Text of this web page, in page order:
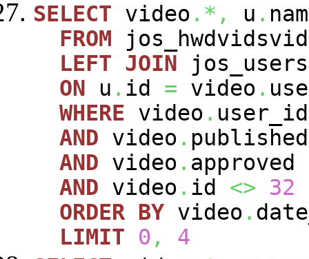
SELECT video .*, u .
FROM
LEFT JOIN
ON u . id = video .
WHERE video .
AND video .
AND video . approved
AND video . id <>
32
ORDER BY video .
LIMIT
0 ,
4